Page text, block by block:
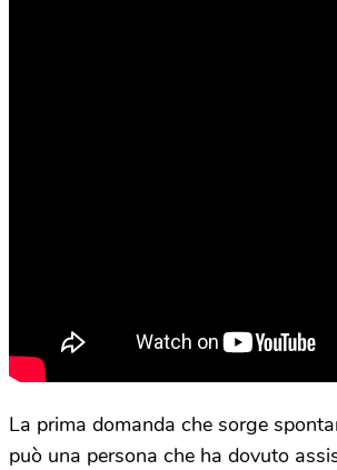
La prima domanda che sorge
può una persona che ha dovuto